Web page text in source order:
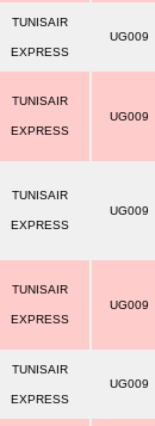
TUNISAIR
EXPRESS
UG009
TUNISAIR
EXPRESS
UG009
TUNISAIR
EXPRESS
UG009
TUNISAIR
EXPRESS
UG009
TUNISAIR
EXPRESS
UG009